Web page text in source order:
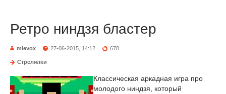
Ретро ниндзя бластер
mlevox 27-06-2015, 14:12 678
Стрелялки
Классическая аркадная игра про
молодого ниндзя, который